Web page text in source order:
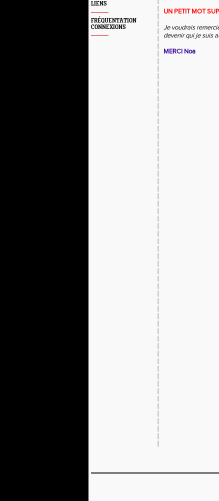
LIENS
FRÉQUENTATION
CONNEXIONS
UN PETIT MOT
Je voudrais
devenir qui je suis
MERCI Noa